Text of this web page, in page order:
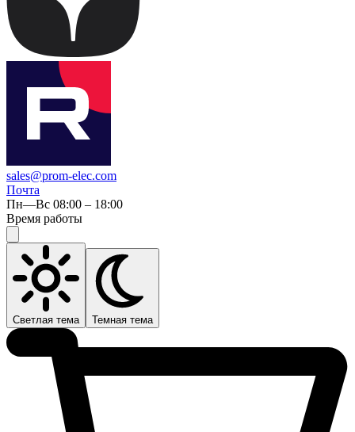
sales@prom-elec.com
Почта
Пн—Вс 08:00 – 18:00
Время работы
Светлая тема Темная тема